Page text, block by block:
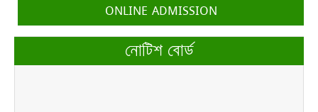
ONLINE ADMISSION
নোটিশ বোর্ড